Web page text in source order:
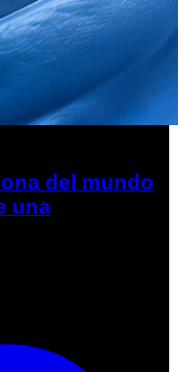
del mundo
una